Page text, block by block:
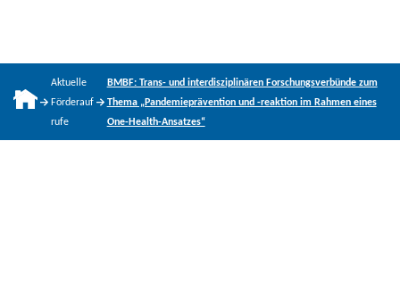
Aktuelle
Förderauf
rufe
BMBF: Trans- und interdisziplinären Forschungsverbünde zum
Thema „Pandemieprävention und -reaktion im Rahmen eines
One-Health-Ansatzes“